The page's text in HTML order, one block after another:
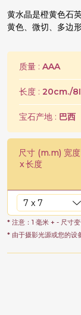
黄水晶是橙黄色石
黄色、微切、多边
质量 : AAA
长度 : 20cm./
宝石产地 : 巴西
尺寸 (m.m) 宽度
x长度
* 注意：1 毫米 + - 尺寸
* 由于摄影光源或您的设